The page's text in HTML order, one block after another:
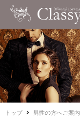
トップ 男性の方へご案内